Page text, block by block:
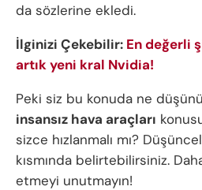
da sözlerine ekledi.
İlginizi Çekebilir: En değerli
artık yeni kral Nvidia!
Peki siz bu konuda ne
insansız hava araçları
sizce hızlanmalı mı?
kısmında belirtebilirsiniz.
etmeyi unutmayın!